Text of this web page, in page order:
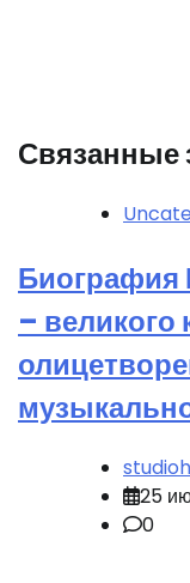
Связанные
Биография
– великого
25
0